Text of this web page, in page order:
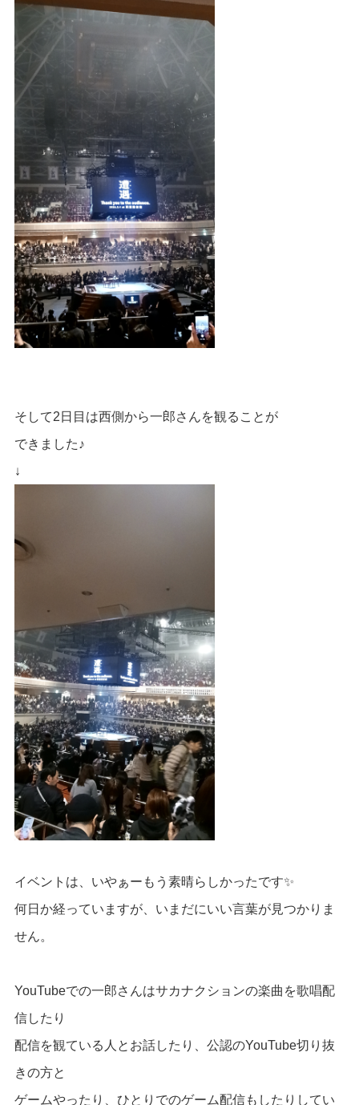
そして2日目は西側から一郎さんを観ることが
できました♪
↓
イベントは、いやぁーもう素晴らしかったです✨
何日か経っていますが、いまだにいい言葉が見つかりま
せん。
YouTubeでの一郎さんはサカナクションの楽曲を歌唱配
信したり
配信を観ている人とお話したり、公認のYouTube切り抜
きの方と
ゲームやったり、ひとりでのゲーム配信もしたりしてい